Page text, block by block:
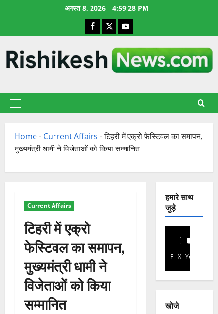
अगस्त 8, 2026 4:59:29 PM
Facebook
X YouTube
प्राथमिक
Home- Current Affairs -टिहरी में एक्रो फेस्टिवल का समापन,
मुख्यमंत्री धामी ने विजेताओं को किया सम्मानित
Current Affairs
टिहरी में एक्रो
फेस्टिवल का समापन,
मुख्यमंत्री धामी ने
विजेताओं को किया
सम्मानित
हमारे साथ
जुड़े
Facebook
X YouTube
खोजे